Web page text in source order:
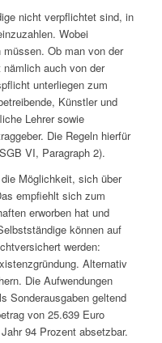
nicht verpflichtet sind, in
Wobei
Ob man von der
auch von der
unterliegen zum
Künstler und
Lehrer sowie
Die Regeln hierfür
VI, Paragraph 2).
Möglichkeit, sich über
empfiehlt sich zum
erworben hat und
können auf
werden:
Alternativ
Die Aufwendungen
Sonderausgaben geltend
von 25.639 Euro
94 Prozent absetzbar.